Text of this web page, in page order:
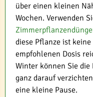
über einen kleinen
Wochen. Verwenden
diese Pflanze ist
empfohlenen Dosis
Winter können Sie
ganz darauf
eine kleine Pause.